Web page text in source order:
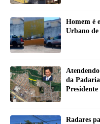
Homem é
Urbano de
da
Radares